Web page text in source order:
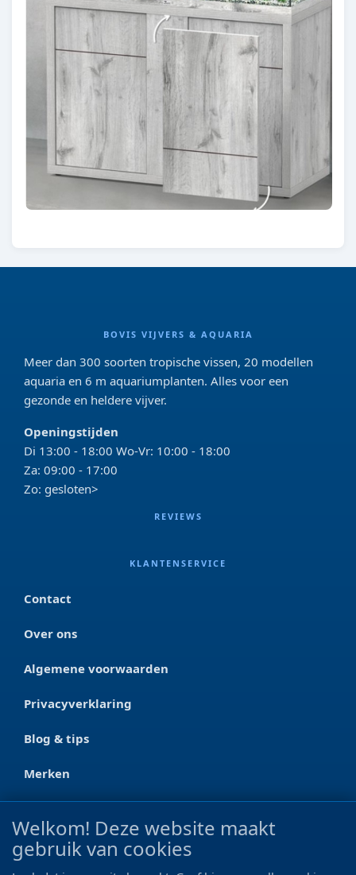
BOVIS VIJVERS & AQUARIA
Meer dan 300 soorten tropische vissen, 20 modellen
aquaria en 6 m aquariumplanten. Alles voor een
gezonde en heldere vijver.
Openingstijden
Di 13:00 - 18:00 Wo-Vr: 10:00 - 18:00
Za: 09:00 - 17:00
Zo: gesloten>
REVIEWS
KLANTENSERVICE
Contact
Over ons
Algemene voorwaarden
Privacyverklaring
Blog & tips
Merken
CONTACT
Ootmarsumseweg 125a
Welkom! Deze website maakt
gebruik van cookies